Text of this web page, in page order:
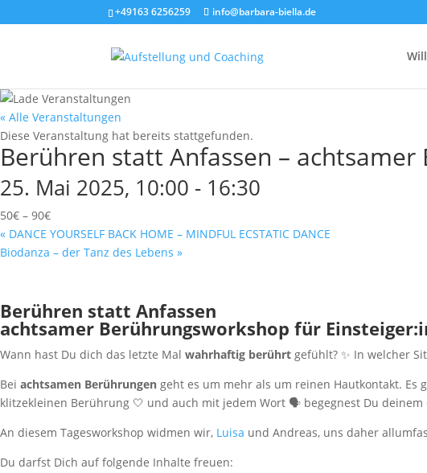
+49163 6256259 info@barbara-biella.de
« Alle Veranstaltungen
Diese Veranstaltung hat bereits stattgefunden.
Berühren statt Anfassen –
25. Mai 2025, 10:00 - 16:30
50€ – 90€
« DANCE YOURSELF BACK HOME – MINDFUL ECSTATIC DANCE
Biodanza – der Tanz des Lebens »
Berühren statt Anfassen
achtsamer Berührungsworkshop für
Wann hast Du dich das letzte Mal wahrhaftig berührt gefühlt? ✨ In welcher
Bei achtsamen Berührungen geht es um mehr als um reinen Hautkontakt. Es
klitzekleinen Berührung 🤍 und auch mit jedem Wort 🗣️ begegnest Du
An diesem Tagesworkshop widmen wir, Luisa und Andreas, uns daher
Du darfst Dich auf folgende Inhalte freuen: